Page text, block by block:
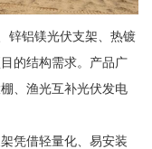
锌铝镁光伏支架、热镀
的结构需求。产品广
、渔光互补光伏发电
凭借轻量化、易安装